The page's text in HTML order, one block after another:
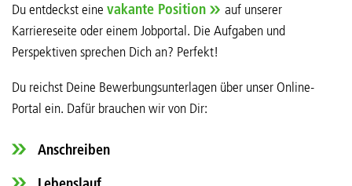
Du entdeckst eine vakante Position
auf unserer
Karriereseite oder einem Jobportal. Die Aufgaben und
Perspektiven sprechen Dich an? Perfekt!
Du reichst Deine Bewerbungsunterlagen über unser Online-
Portal ein. Dafür brauchen wir von Dir:
Anschreiben